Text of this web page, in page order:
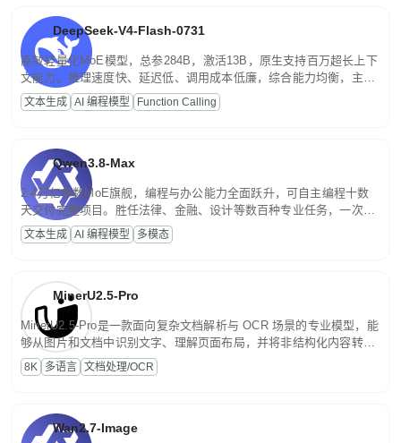
DeepSeek-V4-Flash-0731
高效轻量化MoE模型，总参284B，激活13B，原生支持百万超长上下
文能力。推理速度快、延迟低、调用成本低廉，综合能力均衡，主打
高并发、轻量化任务，适合日常对话、内容创作、基础 RAG、批量
文案处理等普惠刚需场景。
文本生成 AI 编程模型 Function Calling
Qwen3.8-Max
2.4万亿参数MoE旗舰，编程与办公能力全面跃升，可自主编程十数
天交付完整项目。胜任法律、金融、设计等数百种专业任务，一次对
话端到端交付生产级成果。原生视觉理解贯穿规划、执行与验证全流
程，支持超长文档与长视频的深度语义解析。长程任务中自主规划与
文本生成 AI 编程模型 多模态
MinerU2.5-Pro
MinerU2.5-Pro是一款面向复杂文档解析与 OCR 场景的专业模型，能
够从图片和文档中识别文字、理解页面布局，并将非结构化内容转换
为便于存储、检索和二次处理的结构化结果。
8K 多语言 文档处理/OCR
Wan2.7-Image